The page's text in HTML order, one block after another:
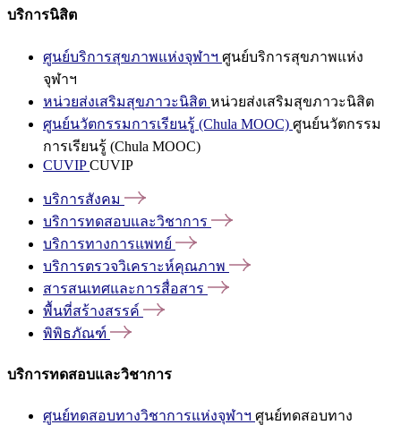
บริการนิสิต
ศูนย์บริการสุขภาพแห่งจุฬาฯ ศูนย์บริการสุขภาพแห่ง
จุฬาฯ
หน่วยส่งเสริมสุขภาวะนิสิต หน่วยส่งเสริมสุขภาวะนิสิต
ศูนย์นวัตกรรมการเรียนรู้ (Chula MOOC) ศูนย์นวัตกรรม
การเรียนรู้ (Chula MOOC)
CUVIPCUVIP
บริการสังคม
บริการทดสอบและวิชาการ
บริการทางการแพทย์
บริการตรวจวิเคราะห์คุณภาพ
สารสนเทศและการสื่อสาร
พื้นที่สร้างสรรค์
พิพิธภัณฑ์
บริการทดสอบและวิชาการ
ศูนย์ทดสอบทางวิชาการแห่งจุฬาฯ ศูนย์ทดสอบทาง